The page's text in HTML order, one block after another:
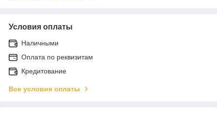
Условия оплаты
Наличными
Оплата по реквизитам
Кредитование
Все условия оплаты